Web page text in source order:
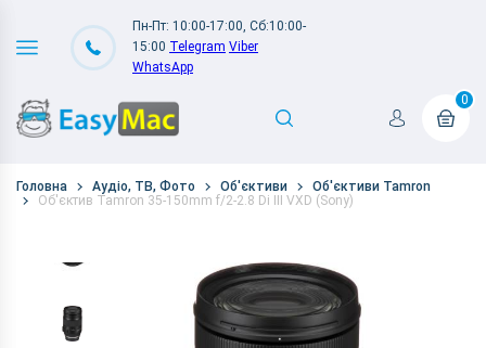
Пн-Пт: 10:00-17:00, Сб:10:00-
15:00 Telegram Viber
WhatsApp
0
Головна Аудіо, ТВ, Фото Об'єктиви
Об'єктиви Tamron
Об'єктив Tamron 35-150mm f/2-2.8 Di III VXD (Sony)